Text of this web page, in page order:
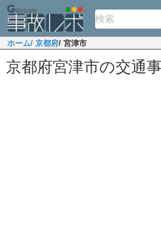
ホーム/ 京都府/ 宮津市
京都府宮津市の交通